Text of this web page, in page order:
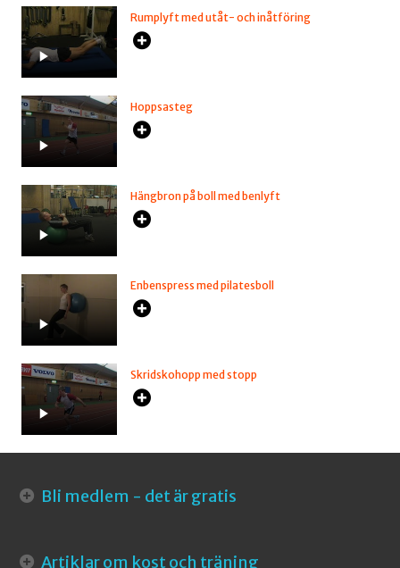
Rumplyft med utåt- och inåtföring
Hoppsasteg
Hängbron på boll med benlyft
Enbenspress med pilatesboll
Skridskohopp med stopp
Bli medlem - det är gratis
Artiklar om kost och träning